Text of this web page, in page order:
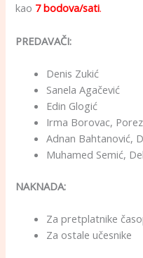
kao 7 bodova/sati.
PREDAVAČI:
Denis Zukić
Sanela Agačević
Edin Glogić
Irma Borovac,
Adnan Bahtanović,
Muhamed Semić,
NAKNADA:
Za
Za ostale